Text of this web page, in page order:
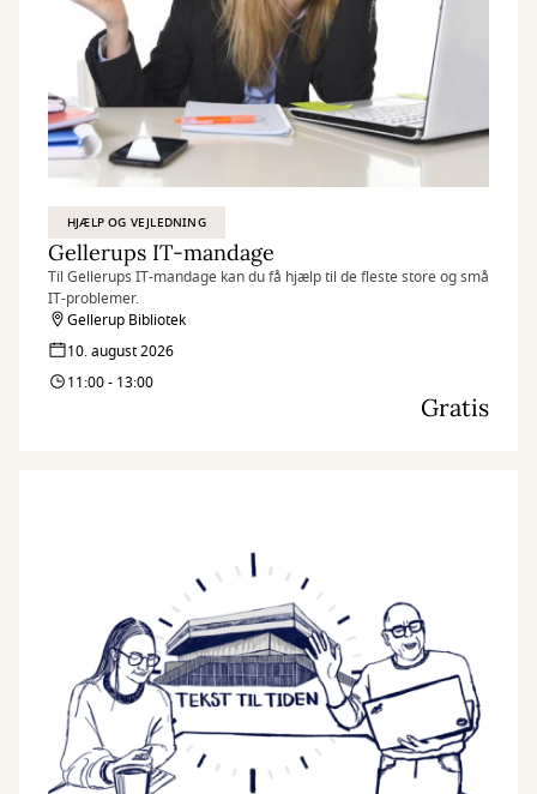
HJÆLP OG VEJLEDNING
Gellerups IT-mandage
Til Gellerups IT-mandage kan du få hjælp til de fleste store og små
IT-problemer.
Gellerup Bibliotek
10. august 2026
11:00 - 13:00
Gratis